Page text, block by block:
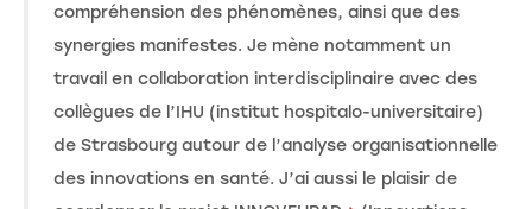
compréhension des phénomènes, ainsi que des
synergies manifestes. Je mène notamment un
travail en collaboration interdisciplinaire avec des
collègues de l’IHU (institut hospitalo-universitaire)
de Strasbourg autour de l’analyse organisationnelle
des innovations en santé. J’ai aussi le plaisir de